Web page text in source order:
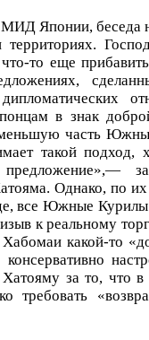
Японии, беседа
то еще
дипломатических
в знак
меньшую часть
такой подход,
Однако, по
все Южные
к реальному
какой-то
за то, что
требовать